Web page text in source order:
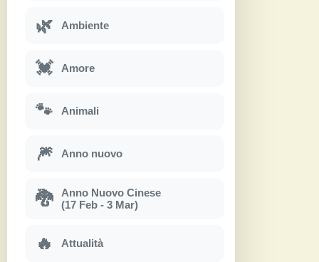
🌿 Ambiente
💓 Amore
🐾 Animali
🎆 Anno nuovo
🐉
Anno Nuovo Cinese
(17 Feb - 3 Mar)
🔥 Attualità